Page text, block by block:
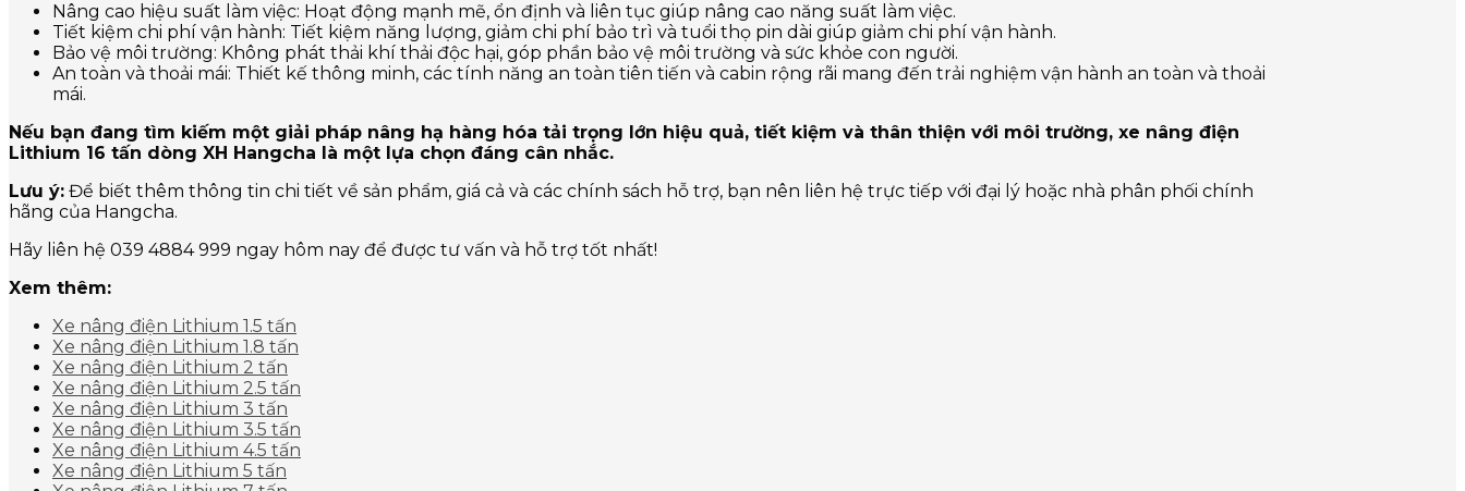
Nâng cao hiệu suất làm việc: Hoạt động mạnh mẽ, ổn định và liên tục giúp nâng cao năng suất làm việc.
Tiết kiệm chi phí vận hành: Tiết kiệm năng lượng, giảm chi phí bảo trì và tuổi thọ pin dài giúp giảm chi phí vận hành.
Bảo vệ môi trường: Không phát thải khí thải độc hại, góp phần bảo vệ môi trường và sức khỏe con người.
An toàn và thoải mái: Thiết kế thông minh, các tính năng an toàn tiên tiến và cabin rộng rãi mang đến trải nghiệm vận hành an toàn và thoải
mái.
Nếu bạn đang tìm kiếm một giải pháp nâng hạ hàng hóa tải trọng lớn hiệu quả, tiết kiệm và thân thiện với môi trường, xe nâng điện
Lithium 16 tấn dòng XH Hangcha là một lựa chọn đáng cân nhắc.
Lưu ý: Để biết thêm thông tin chi tiết về sản phẩm, giá cả và các chính sách hỗ trợ, bạn nên liên hệ trực tiếp với đại lý hoặc nhà phân phối chính
hãng của Hangcha.
Hãy liên hệ 039 4884 999 ngay hôm nay để được tư vấn và hỗ trợ tốt nhất!
Xem thêm:
Xe nâng điện Lithium 1.5 tấn
Xe nâng điện Lithium 1.8 tấn
Xe nâng điện Lithium 2 tấn
Xe nâng điện Lithium 2.5 tấn
Xe nâng điện Lithium 3 tấn
Xe nâng điện Lithium 3.5 tấn
Xe nâng điện Lithium 4.5 tấn
Xe nâng điện Lithium 5 tấn